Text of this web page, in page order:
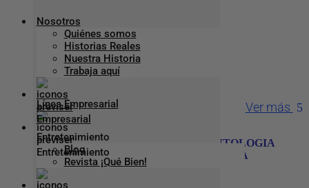
Nosotros
Quiénes somos
Historias Reales
Nuestra Historia
Trabaja aquí
Línea Empresarial
Entretenimiento
Blog
Revista ¡Qué Bien!
Teléfono:3225096002
Dirección:Diagonal 3a 3b-51
Ver más
COI SALUD MEDICINA Y ODONTOLOGIA
INTEGRAL S.A.S – BUENAVENTURA